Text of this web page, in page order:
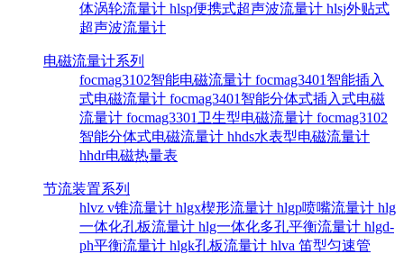
体涡轮流量计 hlsp便携式超声波流量计 hlsj外贴式
超声波流量计
电磁流量计系列
focmag3102智能电磁流量计 focmag3401智能插入
式电磁流量计 focmag3401智能分体式插入式电磁
流量计 focmag3301卫生型电磁流量计 focmag3102
智能分体式电磁流量计 hhds水表型电磁流量计
hhdr电磁热量表
节流装置系列
hlvz v锥流量计 hlgx楔形流量计 hlgp喷嘴流量计 hlg
一体化孔板流量计 hlg一体化多孔平衡流量计 hlgd-
ph平衡流量计 hlgk孔板流量计 hlva 笛型匀速管